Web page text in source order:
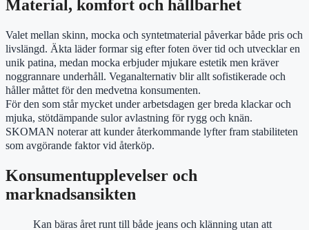
Material, komfort och hållbarhet
Valet mellan skinn, mocka och syntetmaterial påverkar både pris och
livslängd. Äkta läder formar sig efter foten över tid och utvecklar en
unik patina, medan mocka erbjuder mjukare estetik men kräver
noggrannare underhåll. Veganalternativ blir allt sofistikerade och
håller måttet för den medvetna konsumenten.
För den som står mycket under arbetsdagen ger breda klackar och
mjuka, stötdämpande sulor avlastning för rygg och knän.
SKOMAN noterar att kunder återkommande lyfter fram stabiliteten
som avgörande faktor vid återköp.
Konsumentupplevelser och
marknadsansikten
Kan bäras året runt till både jeans och klänning utan att